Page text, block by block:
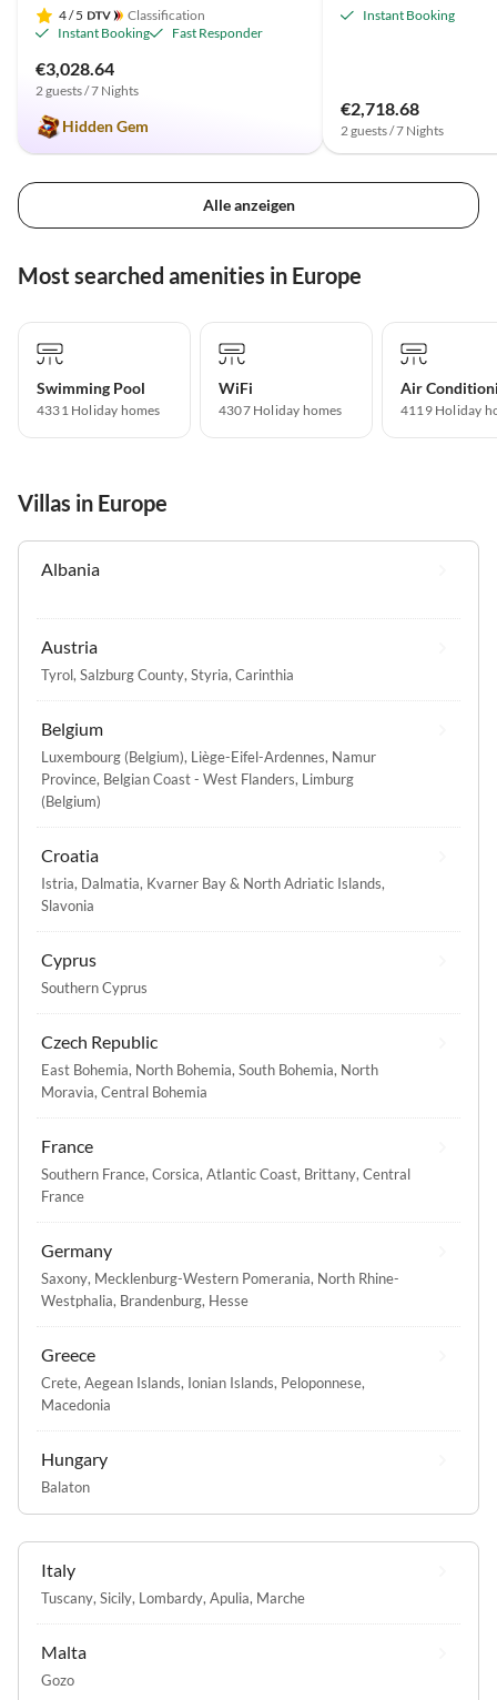
4/ 5
Classification
Instant Booking
Fast Responder
€3,028.64
2 guests / 7 Nights
Hidden Gem
Instant Booking
€2,718.68
2 guests / 7 Nights
Alle anzeigen
Most searched amenities in Europe
Swimming Pool
4331 Holiday homes
WiFi
4307 Holiday homes
Air
4119 Holiday
Villas in Europe
Albania
Austria
Tyrol, Salzburg County, Styria, Carinthia
Belgium
Luxembourg (Belgium), Liège-Eifel-Ardennes, Namur
Province, Belgian Coast - West Flanders, Limburg
(Belgium)
Croatia
Istria, Dalmatia, Kvarner Bay & North Adriatic Islands,
Slavonia
Cyprus
Southern Cyprus
Czech Republic
East Bohemia, North Bohemia, South Bohemia, North
Moravia, Central Bohemia
France
Southern France, Corsica, Atlantic Coast, Brittany, Central
France
Germany
Saxony, Mecklenburg-Western Pomerania, North Rhine-
Westphalia, Brandenburg, Hesse
Greece
Crete, Aegean Islands, Ionian Islands, Peloponnese,
Macedonia
Hungary
Balaton
Italy
Tuscany, Sicily, Lombardy, Apulia, Marche
Malta
Gozo